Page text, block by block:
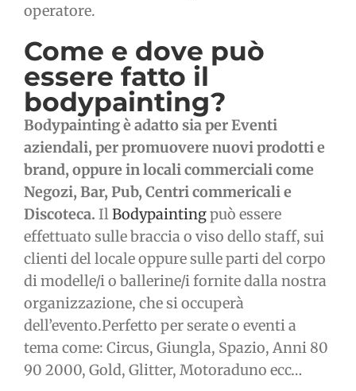
operatore.
Come e dove può
essere fatto il
bodypainting?
Bodypainting è adatto sia per Eventi
aziendali, per promuovere nuovi prodotti e
brand, oppure in locali commerciali come
Negozi, Bar, Pub, Centri commericali e
Discoteca. IlBodypaintingpuò essere
effettuato sulle braccia o viso dello staff, sui
clienti del locale oppure sulle parti del corpo
di modelle/i o ballerine/i fornite dalla nostra
organizzazione, che si occuperà
dell’evento.Perfetto per serate o eventi a
tema come: Circus, Giungla, Spazio, Anni 80
90 2000, Gold, Glitter, Motoraduno ecc…